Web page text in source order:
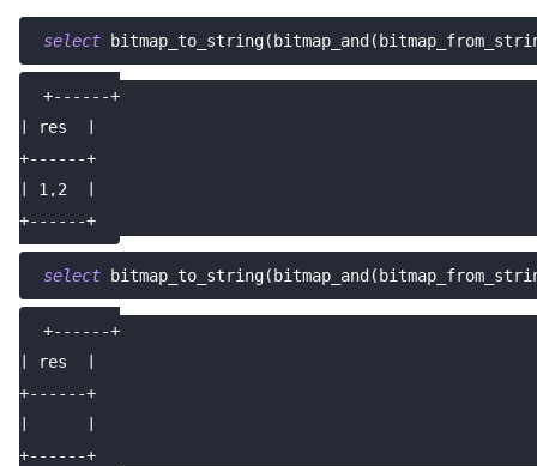
select bitmap_to_string( bitmap_and (
+------+
| res  |
+------+
| 1,2  |
+------+
select bitmap_to_string( bitmap_and (
+------+
| res  |
+------+
+------+